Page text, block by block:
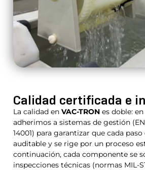
Calidad certificada e
La calidad en VAC-TRON es doble:
adherimos a sistemas de gestión (EN
14001) para garantizar que cada paso
auditable y se rige por un proceso
continuación, cada componente se
inspecciones técnicas (normas MIL-